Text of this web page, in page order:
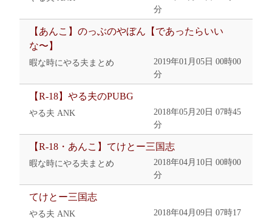
分
【あんこ】のっぶのやぼん【であったらいい
な〜】
暇な時にやる夫まとめ
2019年01月05日 00時00
分
【R-18】やる夫のPUBG
やる夫 ANK
2018年05月20日 07時45
分
【R-18・あんこ】てけとー三国志
暇な時にやる夫まとめ
2018年04月10日 00時00
分
てけとー三国志
やる夫 ANK
2018年04月09日 07時17